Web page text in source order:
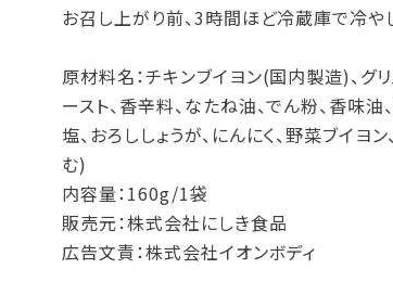
お召し上がり前、3時間ほど冷蔵庫で冷や
原材料名：チキンブイヨン(国内製造)、グリ
ースト、香辛料、なたね油、でん粉、香味
塩、おろししょうが、にんにく、野菜ブイ
む)
内容量：160g/1袋
販売元：株式会社にしき食品
広告文責：株式会社イオンボディ